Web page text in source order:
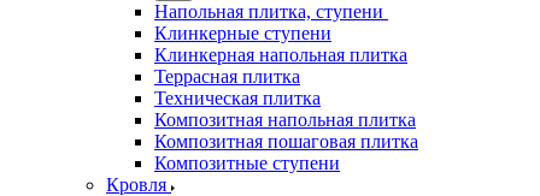
Напольная плитка, ступени
Клинкерные ступени
Клинкерная напольная плитка
Террасная плитка
Техническая плитка
Композитная напольная плитка
Композитная пошаговая плитка
Композитные ступени
Кровля